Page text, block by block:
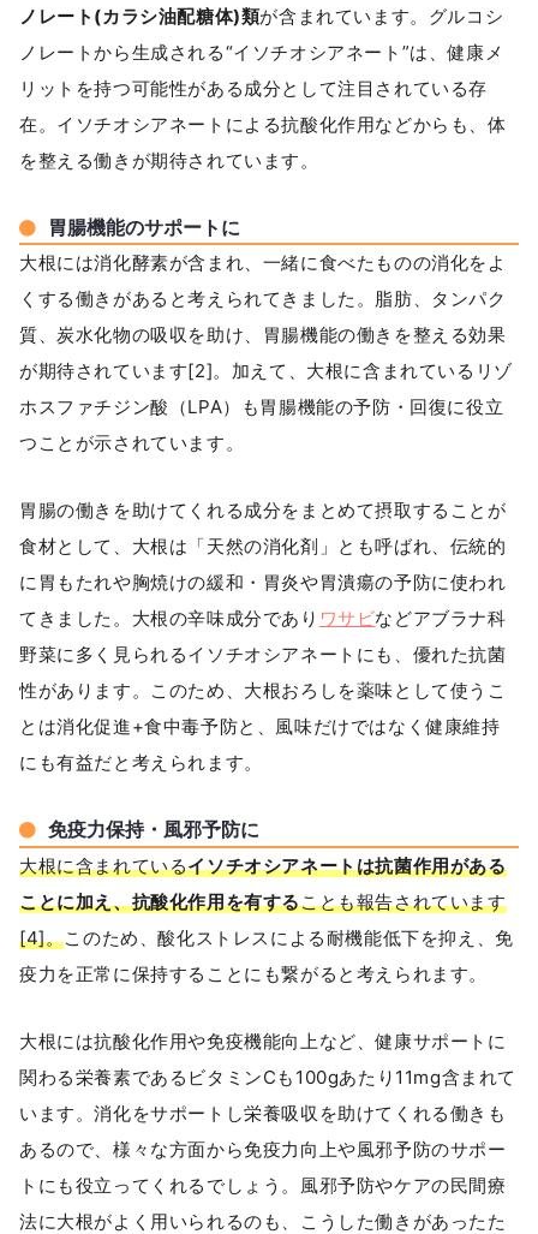
ノレート(カラシ油配糖体)類が含まれています。グルコシ
ノレートから生成される“イソチオシアネート”は、健康メ
リットを持つ可能性がある成分として注目されている存
在。イソチオシアネートによる抗酸化作用などからも、体
を整える働きが期待されています。
胃腸機能のサポートに
大根には消化酵素が含まれ、一緒に食べたものの消化をよ
くする働きがあると考えられてきました。脂肪、タンパク
質、炭水化物の吸収を助け、胃腸機能の働きを整える効果
が期待されています[2]。加えて、大根に含まれているリゾ
ホスファチジン酸（LPA）も胃腸機能の予防・回復に役立
つことが示されています。
胃腸の働きを助けてくれる成分をまとめて摂取することが
食材として、大根は「天然の消化剤」とも呼ばれ、伝統的
に胃もたれや胸焼けの緩和・胃炎や胃潰瘍の予防に使われ
てきました。大根の辛味成分であり ワサビなどアブラナ科
野菜に多く見られるイソチオシアネートにも、優れた抗菌
性があります。このため、大根おろしを薬味として使うこ
とは消化促進+食中毒予防と、風味だけではなく健康維持
にも有益だと考えられます。
免疫力保持・風邪予防に
大根に含まれているイソチオシアネートは抗菌作用がある
ことに加え、抗酸化作用を有することも報告されています
[4]。このため、酸化ストレスによる耐機能低下を抑え、免
疫力を正常に保持することにも繋がると考えられます。
大根には抗酸化作用や免疫機能向上など、健康サポートに
関わる栄養素であるビタミンCも100gあたり11mg含まれて
います。消化をサポートし栄養吸収を助けてくれる働きも
あるので、様々な方面から免疫力向上や風邪予防のサポー
トにも役立ってくれるでしょう。風邪予防やケアの民間療
法に大根がよく用いられるのも、こうした働きがあったた